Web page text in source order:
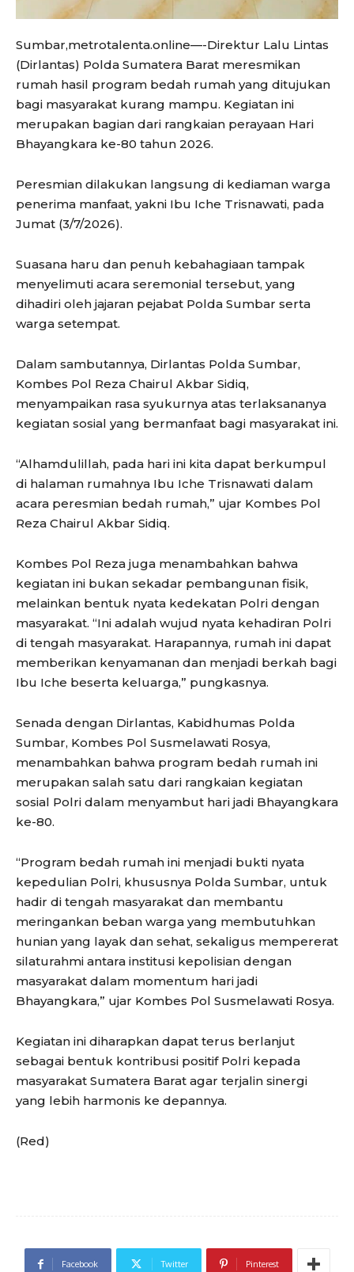
Sumbar,metrotalenta.online—-Direktur Lalu Lintas
(Dirlantas) Polda Sumatera Barat meresmikan
rumah hasil program bedah rumah yang ditujukan
bagi masyarakat kurang mampu. Kegiatan ini
merupakan bagian dari rangkaian perayaan Hari
Bhayangkara ke-80 tahun 2026.
Peresmian dilakukan langsung di kediaman warga
penerima manfaat, yakni Ibu Iche Trisnawati, pada
Jumat (3/7/2026).
Suasana haru dan penuh kebahagiaan tampak
menyelimuti acara seremonial tersebut, yang
dihadiri oleh jajaran pejabat Polda Sumbar serta
warga setempat.
Dalam sambutannya, Dirlantas Polda Sumbar,
Kombes Pol Reza Chairul Akbar Sidiq,
menyampaikan rasa syukurnya atas terlaksananya
kegiatan sosial yang bermanfaat bagi masyarakat ini.
“Alhamdulillah, pada hari ini kita dapat berkumpul
di halaman rumahnya Ibu Iche Trisnawati dalam
acara peresmian bedah rumah,” ujar Kombes Pol
Reza Chairul Akbar Sidiq.
Kombes Pol Reza juga menambahkan bahwa
kegiatan ini bukan sekadar pembangunan fisik,
melainkan bentuk nyata kedekatan Polri dengan
masyarakat. “Ini adalah wujud nyata kehadiran Polri
di tengah masyarakat. Harapannya, rumah ini dapat
memberikan kenyamanan dan menjadi berkah bagi
Ibu Iche beserta keluarga,” pungkasnya.
Senada dengan Dirlantas, Kabidhumas Polda
Sumbar, Kombes Pol Susmelawati Rosya,
menambahkan bahwa program bedah rumah ini
merupakan salah satu dari rangkaian kegiatan
sosial Polri dalam menyambut hari jadi Bhayangkara
ke-80.
“Program bedah rumah ini menjadi bukti nyata
kepedulian Polri, khususnya Polda Sumbar, untuk
hadir di tengah masyarakat dan membantu
meringankan beban warga yang membutuhkan
hunian yang layak dan sehat, sekaligus mempererat
silaturahmi antara institusi kepolisian dengan
masyarakat dalam momentum hari jadi
Bhayangkara,” ujar Kombes Pol Susmelawati Rosya.
Kegiatan ini diharapkan dapat terus berlanjut
sebagai bentuk kontribusi positif Polri kepada
masyarakat Sumatera Barat agar terjalin sinergi
yang lebih harmonis ke depannya.
(Red)
Facebook Twitter Pinterest